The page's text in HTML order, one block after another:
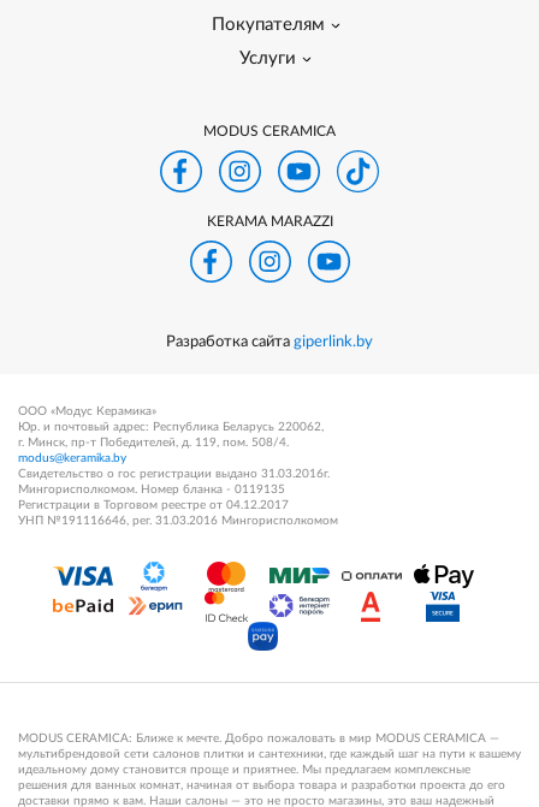
Покупателям
Услуги
MODUS CERAMICA
KERAMA MARAZZI
Разработка сайта giperlink.by
ООО «Модус Керамика»
Юр. и почтовый адрес: Республика Беларусь 220062,
г. Минск, пр-т Победителей, д. 119, пом. 508/4.
modus@keramika.by
Свидетельство о гос регистрации выдано 31.03.2016г.
Мингорисполкомом. Номер бланка - 0119135
Регистрации в Торговом реестре от 04.12.2017
УНП №191116646, рег. 31.03.2016 Мингорисполкомом
MODUS CERAMICA: Ближе к мечте. Добро пожаловать в мир MODUS CERAMICA —
мультибрендовой сети салонов плитки и сантехники, где каждый шаг на пути к вашему
идеальному дому становится проще и приятнее. Мы предлагаем комплексные
решения для ванных комнат, начиная от выбора товара и разработки проекта до его
доставки прямо к вам. Наши салоны — это не просто магазины, это ваш надежный